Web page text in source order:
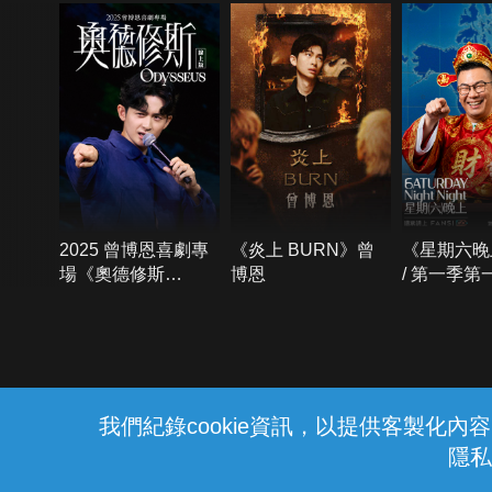
我們紀錄cookie資訊，以提供客製化內
隱
2025 曾博恩喜劇專
場《奧德修斯
《炎上 BURN》曾
博恩
《星期六
/ 第一季第